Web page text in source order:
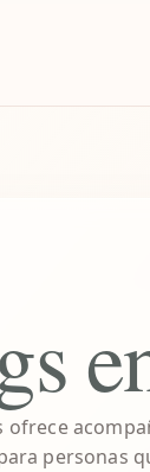
ofrece
personas